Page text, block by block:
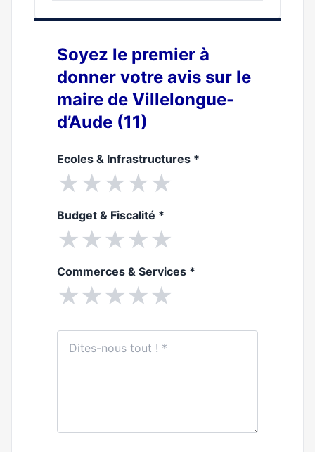
Soyez le premier à
donner votre avis sur le
maire de Villelongue-
d’Aude (11)
Ecoles & Infrastructures *
★★★★★
Budget & Fiscalité *
★★★★★
Commerces & Services *
★★★★★